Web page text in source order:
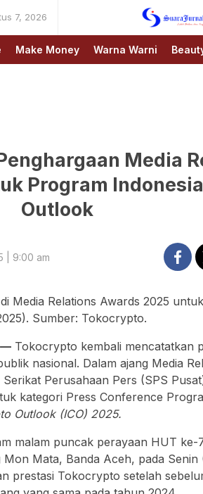
7, 2026
Make Money Warna Warni
Media
Program
Outlook
| 9:00 am
— Tokocrypto kembali mencatatkan
nasional. Dalam ajang Media
Perusahaan Pers (SPS
kategori Press Conference
Outlook (ICO) 2025.
malam puncak perayaan HUT ke-
Mata, Banda Aceh, pada Senin
prestasi Tokocrypto setelah